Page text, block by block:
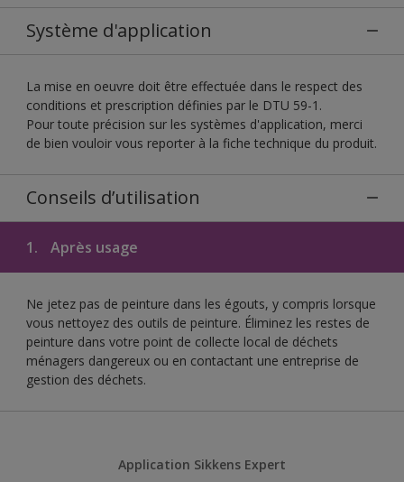
Système d'application
La mise en oeuvre doit être effectuée dans le respect des
conditions et prescription définies par le DTU 59-1.
Pour toute précision sur les systèmes d'application, merci
de bien vouloir vous reporter à la fiche technique du produit.
Conseils d’utilisation
1. Après usage
Ne jetez pas de peinture dans les égouts, y compris lorsque
vous nettoyez des outils de peinture. Éliminez les restes de
peinture dans votre point de collecte local de déchets
ménagers dangereux ou en contactant une entreprise de
gestion des déchets.
Application Sikkens Expert